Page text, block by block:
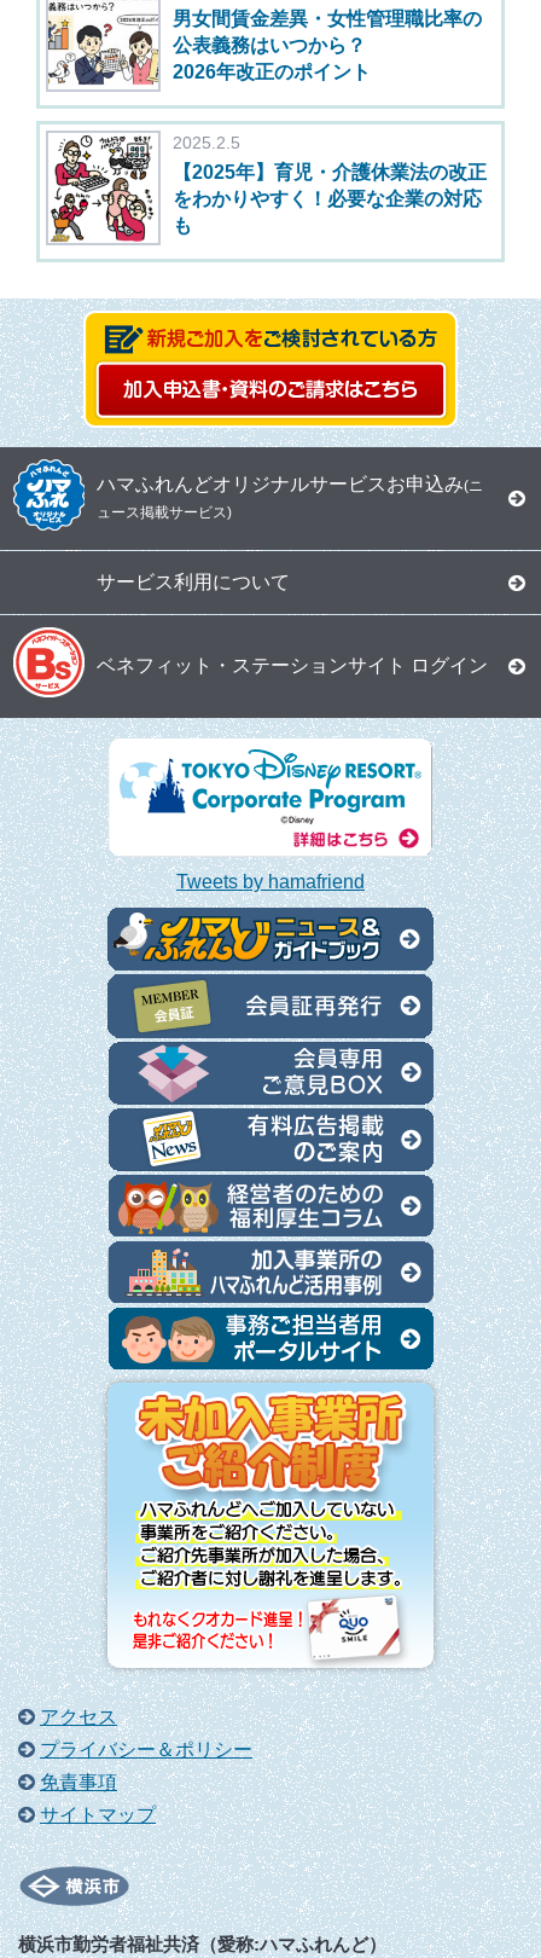
男女間賃金差異・女性管理職比率の
公表義務はいつから？
2026年改正のポイント
2025.2.5
【2025年】育児・介護休業法の改正
をわかりやすく！必要な企業の対応
も
ハマふれんどオリジナルサービスお申込み(ニ
ュース掲載サービス)
サービス利用について
ベネフィット・ステーションサイト ログイン
Tweets by hamafriend
アクセス
プライバシー＆ポリシー
免責事項
サイトマップ
横浜市勤労者福祉共済（愛称:ハマふれんど）